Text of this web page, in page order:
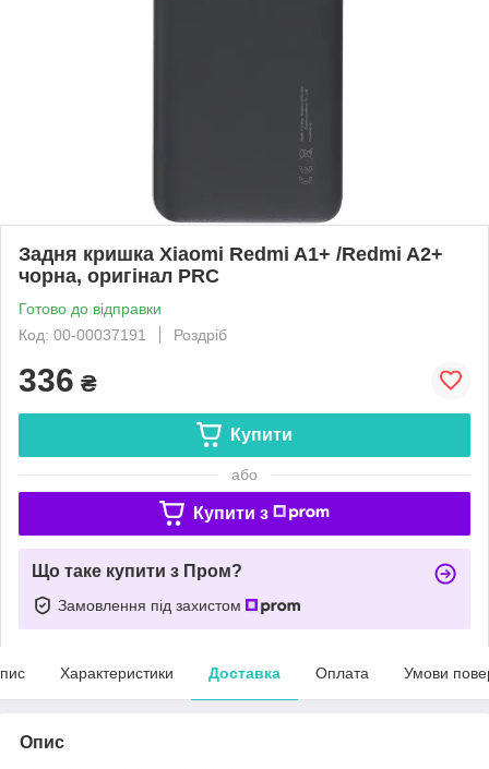
Задня кришка Xiaomi Redmi A1+ /Redmi A2+
чорна, оригінал PRC
Готово до відправки
Код: 00-00037191
Роздріб
336 ₴
Купити
або
Купити з
Що таке купити з Пром?
Замовлення під захистом
Характеристики Доставка Оплата Умови
Опис